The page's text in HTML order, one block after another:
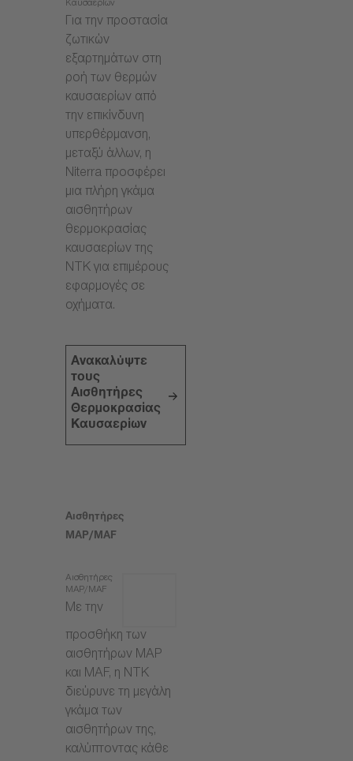
Καυσαερίων
Για την προστασία
ζωτικών
εξαρτημάτων στη
ροή των θερμών
καυσαερίων από
την επικίνδυνη
υπερθέρμανση,
μεταξύ άλλων, η
Niterra προσφέρει
μια πλήρη γκάμα
αισθητήρων
θερμοκρασίας
καυσαερίων της
NTK για επιμέρους
εφαρμογές σε
οχήματα.
Ανακαλύψτε
τους
Αισθητήρες
Θερμοκρασίας
Καυσαερίων
Αισθητήρες
MAP/MAF
Αισθητήρες
MAP/MAF
Με την
προσθήκη των
αισθητήρων MAP
και MAF, η NTK
διεύρυνε τη μεγάλη
γκάμα των
αισθητήρων της,
καλύπτοντας κάθε